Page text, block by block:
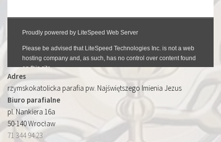
Adres
rzymskokatolicka parafia pw. Najświętszego Imienia Jezus
Biuro parafialne
pl. Nankiera 16a
50-140 Wrocław
71 344 94 23